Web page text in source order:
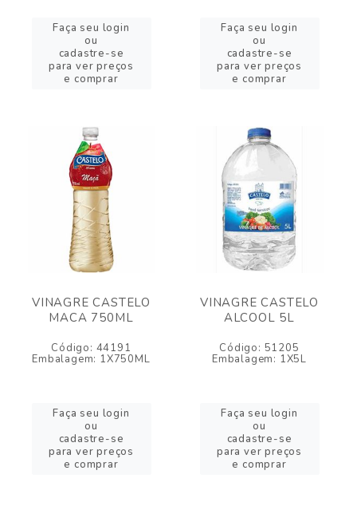
Faça seu login
ou
cadastre-se
para ver preços
e comprar
Faça seu login
ou
cadastre-se
para ver preços
e comprar
VINAGRE CASTELO
MACA 750ML
Código: 44191
Embalagem: 1X750ML
Faça seu login
ou
cadastre-se
para ver preços
e comprar
VINAGRE CASTELO
ALCOOL 5L
Código: 51205
Embalagem: 1X5L
Faça seu login
ou
cadastre-se
para ver preços
e comprar